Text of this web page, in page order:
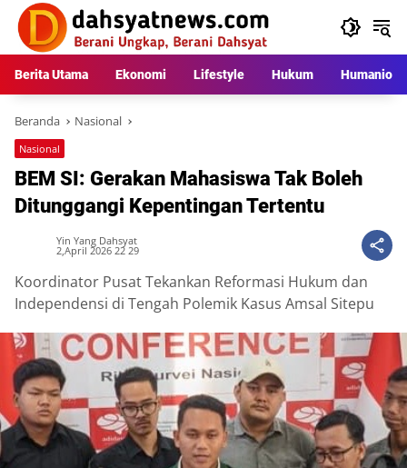
Langsung
konten
Berita Utama Ekonomi Lifestyle Hukum Humaniora
Beranda Nasional
Nasional
BEM SI: Gerakan Mahasiswa Tak Boleh
Ditunggangi Kepentingan Tertentu
Yin Yang Dahsyat
2,April 2026 22 29
Koordinator Pusat Tekankan Reformasi Hukum dan
Independensi di Tengah Polemik Kasus Amsal Sitepu